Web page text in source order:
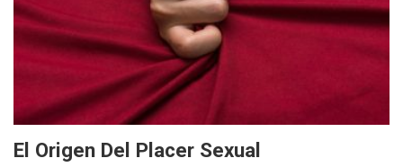
El Origen Del Placer Sexual